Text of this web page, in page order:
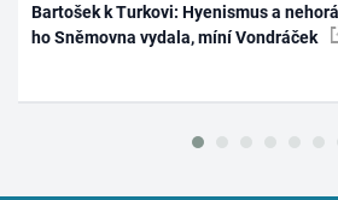
Bartošek k Turkovi: Hyenismus a
ho Sněmovna vydala, míní Vondráček